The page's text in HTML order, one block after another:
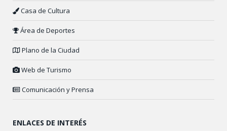
Casa de Cultura
Área de Deportes
Plano de la Ciudad
Web de Turismo
Comunicación y Prensa
ENLACES DE INTERÉS